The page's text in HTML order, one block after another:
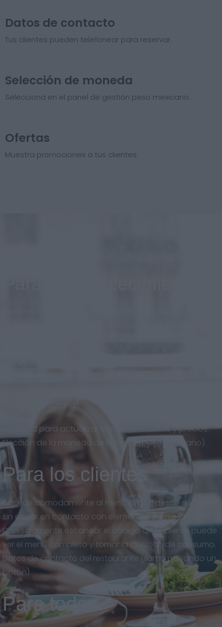
Datos de contacto
Tus clientes pueden telefonear para reservar.
Selección de moneda
Selecciona en el panel de gestión peso mexicano.
Ofertas
Muestra promociones a tus clientes
(apertura y cocina).
Facilidad para actualizar cartas, productos y precios.
Elección de la moneda de la carta (peso mexicano).
Para los clientes
Accede cómodamente al menú digital desde su celular
sin entrar en contacto con elementos del restaurante.
Con solamente escanear el código QR el cliente puede
ver el menú completo y tomar la decisión de consumo.
Datos de contacto del restaurante (llama pulsando un
botón).
Para todos